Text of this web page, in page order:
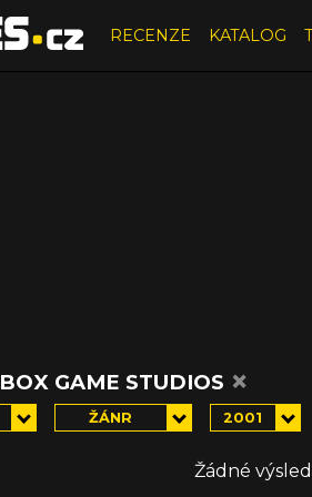
RECENZE KATALOG
GAME STUDIOS ×
ŽÁNR 2001
Žádné